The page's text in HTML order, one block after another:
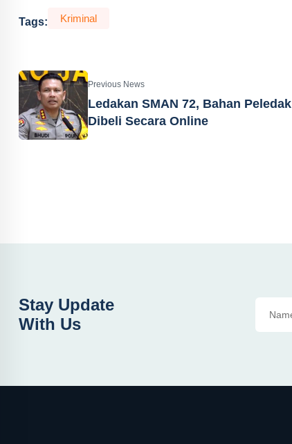
Tags: Kriminal
Previous News
Ledakan SMAN 72, Bahan Peledak
Dibeli Secara Online
Stay Update
With Us